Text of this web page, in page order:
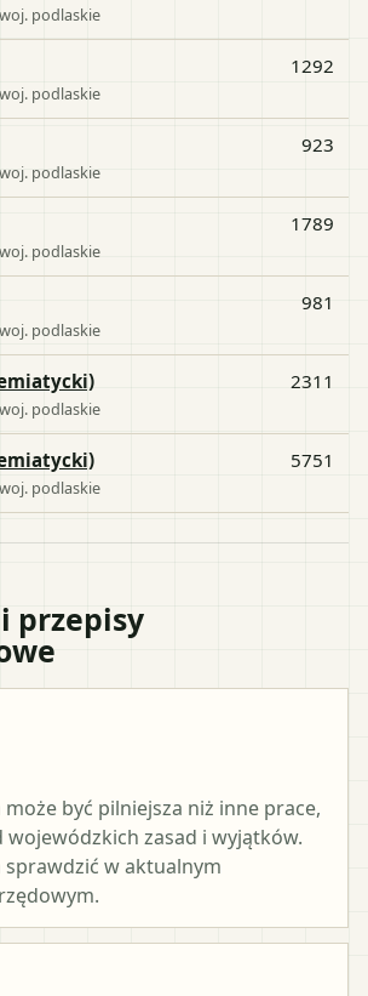
, woj. podlaskie
, woj. podlaskie
1292
, woj. podlaskie
923
, woj. podlaskie
1789
, woj. podlaskie
981
, woj. podlaskie
2311
, woj. podlaskie
5751
przepisy
być pilniejsza niż inne prace,
wojewódzkich zasad i wyjątków.
w aktualnym